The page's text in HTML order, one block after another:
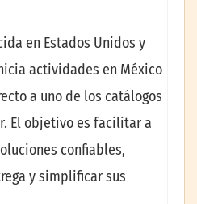
en Estados Unidos y
actividades en México
a uno de los catálogos
El objetivo es facilitar a
confiables,
y simplificar sus